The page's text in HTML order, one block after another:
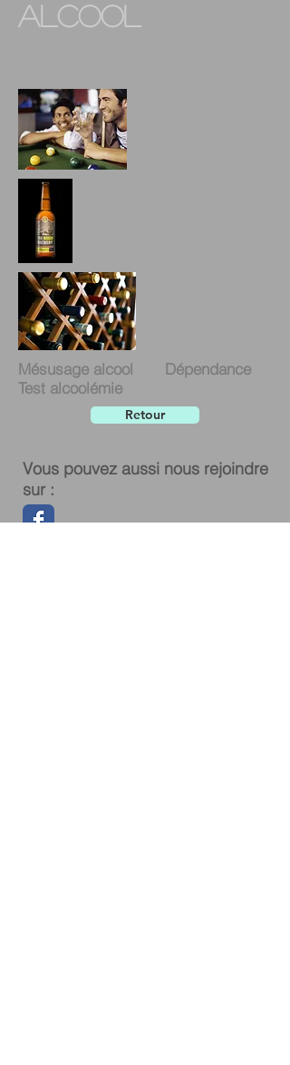
alcool
Mésusage alcool Dépendance
Test alcoolémie
Retour
Vous pouvez aussi nous rejoindre
sur :